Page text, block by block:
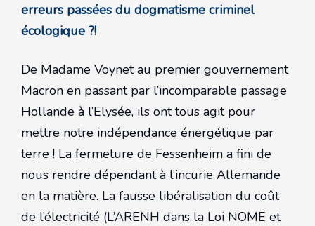
erreurs passées du dogmatisme criminel
écologique ?!
De Madame Voynet au premier gouvernement
Macron en passant par l’incomparable passage
Hollande à l’Elysée, ils ont tous agit pour
mettre notre indépendance énergétique par
terre ! La fermeture de Fessenheim a fini de
nous rendre dépendant à l’incurie Allemande
en la matière. La fausse libéralisation du coût
de l’électricité (L’ARENH dans la Loi NOME et